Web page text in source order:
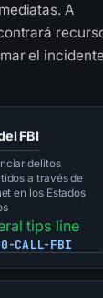
A
el
FBI
delitos
a través de
en los Estados
tips line
CALL-FBI